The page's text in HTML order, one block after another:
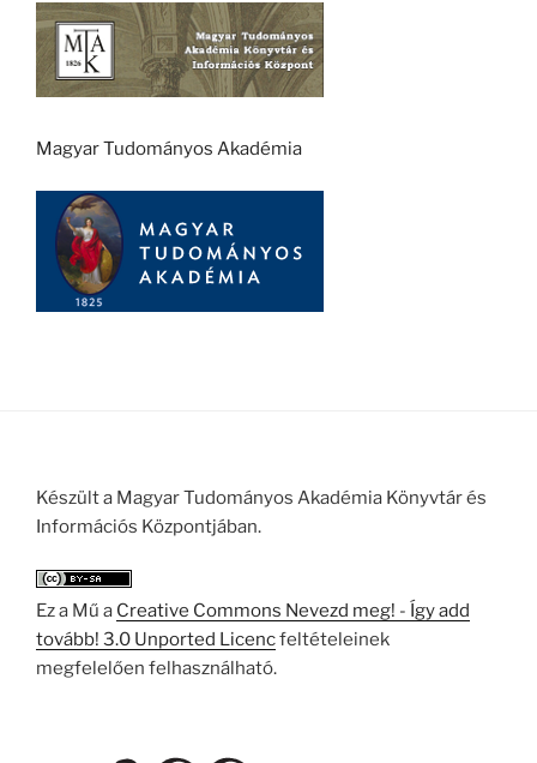
Magyar Tudományos Akadémia
Készült a Magyar Tudományos Akadémia Könyvtár és
Információs Központjában.
Ez a Mű a Creative Commons Nevezd meg! - Így add
tovább! 3.0 Unported Licencfeltételeinek
megfelelően felhasználható.